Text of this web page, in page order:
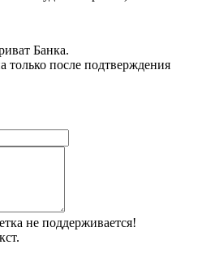
Банка.
только после подтверждения
не поддерживается!